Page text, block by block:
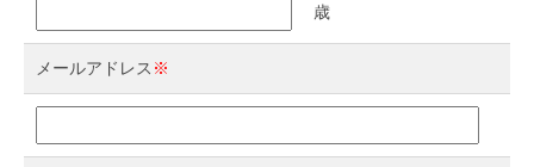
歳
メールアドレス ※